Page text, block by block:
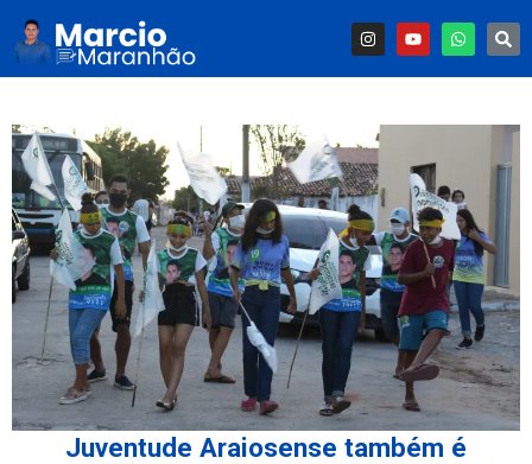
Juventude Araiosense também é